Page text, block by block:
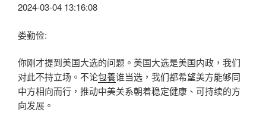
2024-03-04 13:16:08
娄勤俭:
你刚才提到美国大选的问题。美国大选是美国内政，我们
对此不持立场。不论包養谁当选，我们都希望美方能够同
中方相向而行，推动中美关系朝着稳定健康、可持续的方
向发展。